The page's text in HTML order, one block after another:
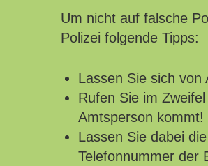
Um nicht auf falsche
Polizei folgende Tipps:
Lassen Sie sich von
Rufen Sie im
Amtsperson kommt!
Lassen Sie dabei
Telefonnummer der